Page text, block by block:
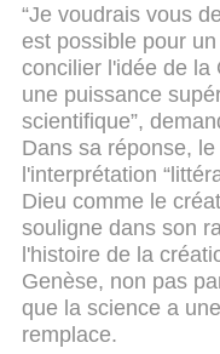
“Je voudrais vous
est possible pour
concilier l'idée de la
une puissance
scientifique”,
Dans sa réponse,
l'interprétation
Dieu comme le
souligne dans son
l'histoire de la
Genèse, non pas
que la science a
remplace.